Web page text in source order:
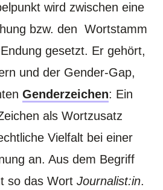
wird zwischen eine
bzw. den Wortstamm
gesetzt. Er gehört,
und der Gender-Gap,
Genderzeichen: Ein
als Wortzusatz
Vielfalt bei einer
an. Aus dem Begriff
so das WortJournalist:in.